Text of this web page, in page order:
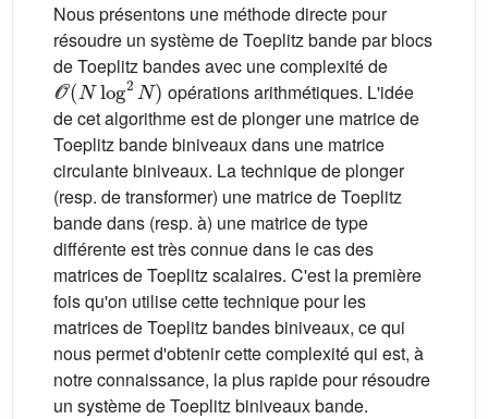
Nous présentons une méthode directe pour
résoudre un système de Toeplitz bande par blocs
de Toeplitz bandes avec une complexité de
O( Nlog2N)
opérations arithmétiques. L'idée
de cet algorithme est de plonger une matrice de
Toeplitz bande biniveaux dans une matrice
circulante biniveaux. La technique de plonger
(resp. de transformer) une matrice de Toeplitz
bande dans (resp. à) une matrice de type
différente est très connue dans le cas des
matrices de Toeplitz scalaires. C'est la première
fois qu'on utilise cette technique pour les
matrices de Toeplitz bandes biniveaux, ce qui
nous permet d'obtenir cette complexité qui est, à
notre connaissance, la plus rapide pour résoudre
un système de Toeplitz biniveaux bande.